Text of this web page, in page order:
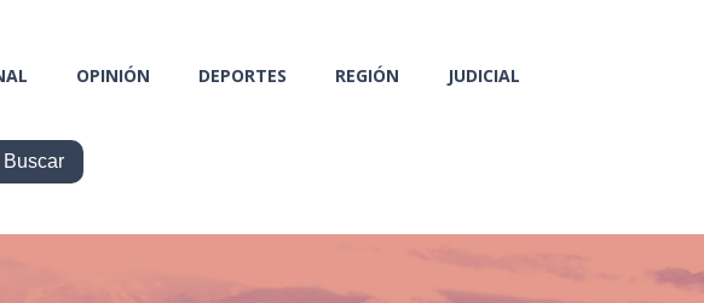
OPINIÓN DEPORTES REGIÓN JUDICIAL